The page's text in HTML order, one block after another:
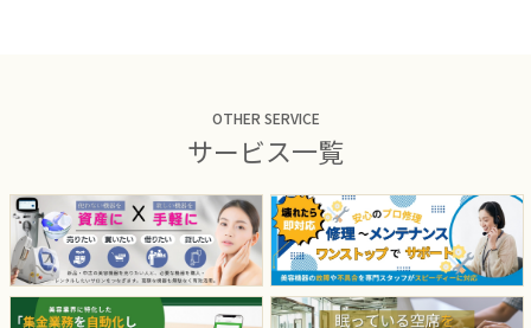
OTHER SERVICE
サービス一覧